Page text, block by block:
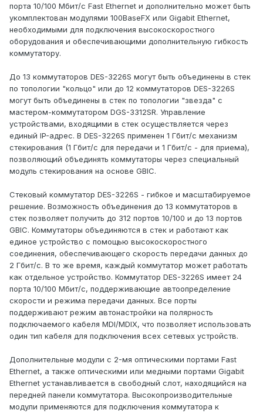
порта 10/100 Мбит/с Fast Ethernet и дополнительно может быть
укомплектован модулями 100BaseFX или Gigabit Ethernet,
необходимыми для подключения высокоскоростного
оборудования и обеспечивающими дополнительную гибкость
коммутатору.
До 13 коммутаторов DES-3226S могут быть объединены в стек
по топологии "кольцо" или до 12 коммутаторов DES-3226S
могут быть объединены в стек по топологии "звезда" с
мастером-коммутатором DGS-3312SR. Управление
устройствами, входящими в стек осуществляется через
единый IP-адрес. В DES-3226S применен 1 Гбит/с механизм
стекирования (1 Гбит/с для передачи и 1 Гбит/с - для приема),
позволяющий объединять коммутаторы через специальный
модуль стекирования на основе GBIC.
Стековый коммутатор DES-3226S - гибкое и масштабируемое
решение. Возможность объединения до 13 коммутаторов в
стек позволяет получить до 312 портов 10/100 и до 13 портов
GBIC. Коммутаторы объединяются в стек и работают как
единое устройство с помощью высокоскоростного
соединения, обеспечивающего скорость передачи данных до
2 Гбит/с. В то же время, каждый коммутатор может работать
как отдельное устройство. Коммутатор DES-3226S имеет 24
порта 10/100 Мбит/с, поддерживающие автоопределение
скорости и режима передачи данных. Все порты
поддерживают режим автонастройки на полярность
подключаемого кабеля MDI/MDIX, что позволяет использовать
один тип кабеля для подключения всех сетевых устройств.
Дополнительные модули с 2-мя оптическими портами Fast
Ethernet, а также оптическими или медными портами Gigabit
Ethernet устанавливается в свободный слот, находящийся на
передней панели коммутатора. Высокопроизводительные
модули применяются для подключения коммутатора к